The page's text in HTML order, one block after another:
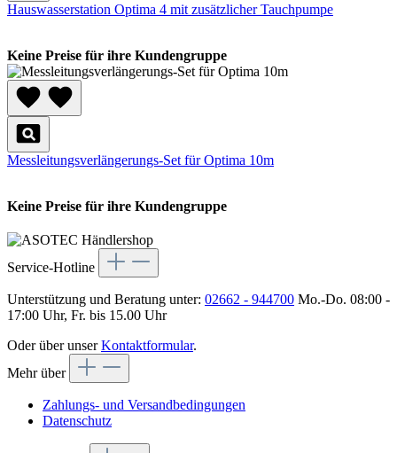
Hauswasserstation Optima 4 mit zusätzlicher Tauchpumpe
Keine Preise für ihre Kundengruppe
Messleitungsverlängerungs-Set für Optima 10m
Keine Preise für ihre Kundengruppe
Service-Hotline
Unterstützung und Beratung unter: 02662 - 944700 Mo.-Do. 08:00 -
17:00 Uhr, Fr. bis 15.00 Uhr
Oder über unserKontaktformular.
Mehr über
Zahlungs- und Versandbedingungen
Datenschutz